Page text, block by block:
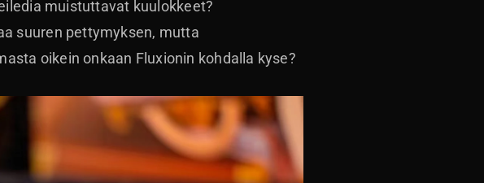
muistuttavat kuulokkeet?
suuren pettymyksen, mutta
oikein onkaan Fluxionin kohdalla kyse?